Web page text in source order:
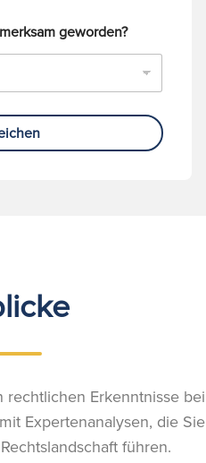
geworden?
Erkenntnisse bei
Expertenanalysen, die Sie
führen.